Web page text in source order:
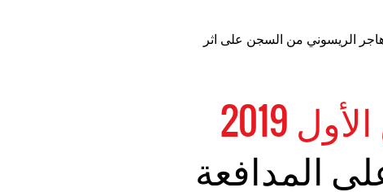
تم اطلاق سراح هاجر الريسوني من السجن على اثر
المدافعة